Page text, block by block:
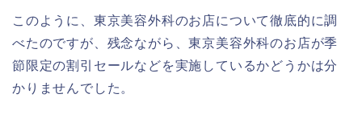
このように、東京美容外科のお店について徹底的に調
べたのですが、残念ながら、東京美容外科のお店が季
節限定の割引セールなどを実施しているかどうかは分
かりませんでした。